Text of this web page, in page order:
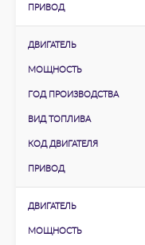
ПРИВОД
ДВИГАТЕЛЬ
МОЩНОСТЬ
ГОД ПРОИЗВОДСТВА
ВИД ТОПЛИВА
КОД ДВИГАТЕЛЯ
ПРИВОД
ДВИГАТЕЛЬ
МОЩНОСТЬ